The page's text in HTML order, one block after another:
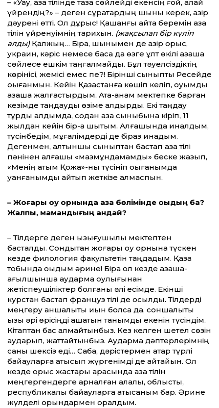
– «Уау, қазақ тілінде таза сөйлейді екенсің ғой, қалай
үйрендің?» – деген сұрақтардың шыны керек, қазір
дәурені өтті. Ол дұрыс! Қашанғы айта беремін қазақ
тілін үйренуімнің тарихын. (жақсылап бір күліп
алды)Қалжың… Бірақ, шынымен де қазір орыс,
украин, кәріс немесе басқа да өзге ұлт өкілі қазақша
сөйлесе ешкім таңғалмайды. Бұл тәуелсіздіктің
көрінісі, жемісі емес пе?! Бірінші сыныпты Ресейде
оқығанмын. Кейін Қазақстанға көшіп келіп, оқуымды
қазақша жалғастырдым. Ата-анам мектепке барған
кезімде таңдауды өзіме қалдырды. Екі таңдау
тұрды алдымда, содан қазақ сыныбына кіріп, 11
жылдан кейін бір-ақ шықтым. Алғашында қиналдым,
түсінбедім, мұғалімдерді де біраз қинадым.
Дегенмен, алтыншы сыныптан бастап қазақ тілі
пәнінен алғашқы «мазмұндамамды» беске жазып,
«Менің атым Қожа»-ны түсініп оқығанымда
қуанғанымды айтып жеткізе алмаспын.
– Жоғары оқу орнында қазақ бөлімінде оқыдың ба?
Жалпы, мамандығың қандай?
– Тілдерге деген қызығушылық мектептен
басталды. Сондықтан жоғары оқу орнына түскен
кезде филология факультетін таңдадым. Қазақ
тобында оқыдым әрине! Бірақ ол кезде қазақша-
ағылшынша аударма оқулығынан
жетіспеушіліктер болғаны әлі есімде. Екінші
курстан бастап француз тілі де қосылды. Тілдерді
меңгеру қаншалықты қиын болса да, соншалықты
қызық әрі өрісіңді ашатын танымды екенін түсіндім.
Кітаптан бас алмайтынбыз. Кез келген шетел сөзін
аударып, жаттайтынбыз. Аударма дәптерлерімнің
саны шексіз еді… Сабақ, дәрістермен қатар түрлі
байқауларға қатысып жүргенімді де айтайын. Ол
кезде орыс жастары арасында қазақ тілін
меңгергендерге арналған қалалық, облыстық,
республикалық байқауларға қатысқаным бар. Әрине
жүлделі орындармен оралдым.